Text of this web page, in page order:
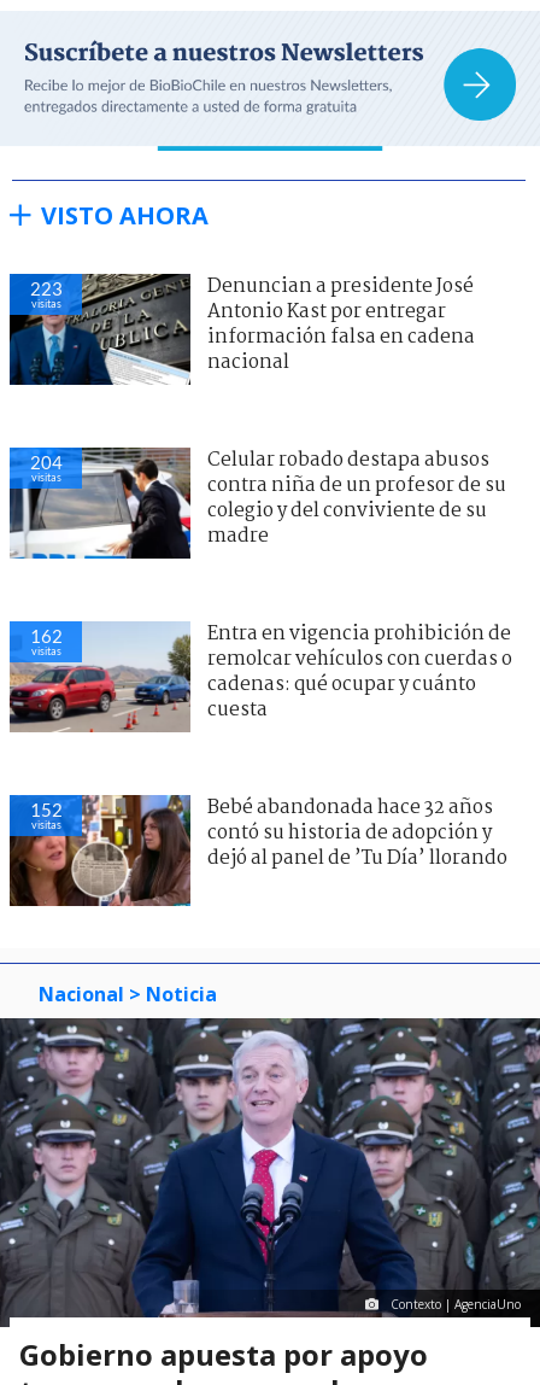
VISTO AHORA
223
visitas
Denuncian a presidente José
Antonio Kast por entregar
información falsa en cadena
nacional
204
visitas
Celular robado destapa abusos
contra niña de un profesor de su
colegio y del conviviente de su
madre
162
visitas
Entra en vigencia prohibición de
remolcar vehículos con cuerdas o
cadenas: qué ocupar y cuánto
cuesta
152
visitas
Bebé abandonada hace 32 años
contó su historia de adopción y
dejó al panel de ’Tu Día’ llorando
Nacional > Noticia
Contexto | AgenciaUno
Gobierno apuesta por apoyo